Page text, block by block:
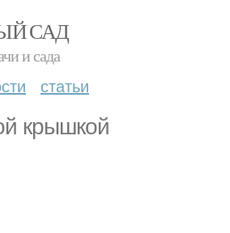
САД
и сада
статьи
крышкой